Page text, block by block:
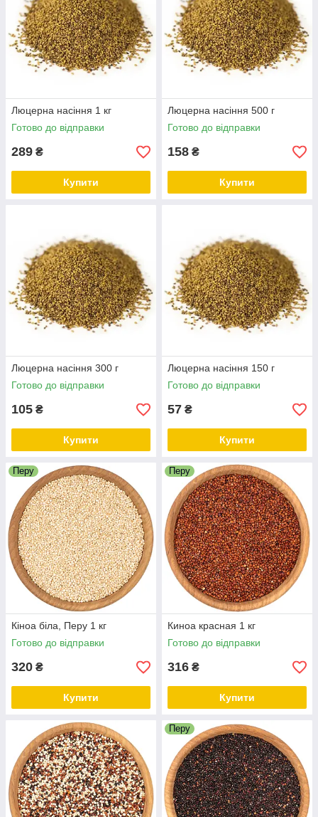
Люцерна насіння 1 кг
Готово до відправки
289 ₴
Купити
Люцерна насіння 500 г
Готово до відправки
158 ₴
Купити
Люцерна насіння 300 г
Готово до відправки
105 ₴
Купити
Люцерна насіння 150 г
Готово до відправки
57 ₴
Купити
Перу
Кіноа біла, Перу 1 кг
Готово до відправки
320 ₴
Купити
Перу
Киноа красная 1 кг
Готово до відправки
316 ₴
Купити
Перу